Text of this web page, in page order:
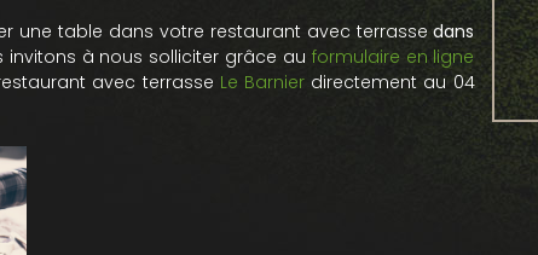
une table dans votre restaurant avec terrasse dans
invitons à nous solliciter grâce au formulaire en ligne
avec terrasse Le Barnierdirectement au 04